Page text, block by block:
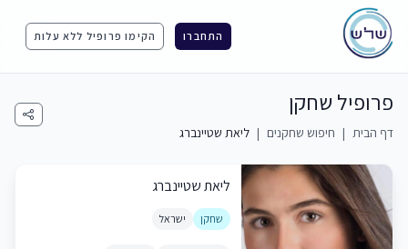
התחברו הקימו פרופיל ללא עלות
פרופיל שחקן
דף הבית | חיפוש שחקנים | ליאת שטיינברג
ליאת שטיינברג
שחקן ישראל